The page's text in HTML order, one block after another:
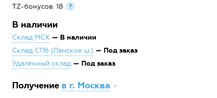
TZ-бонусов: 18 ?
В наличии
Склад МСК — В наличии
Склад СПб (Ланское ш.) — Под заказ
Удалённый склад — Под заказ
Получение в г. Москва